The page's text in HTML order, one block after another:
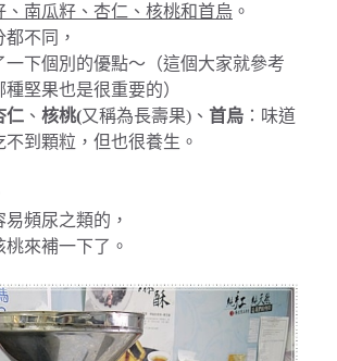
、南瓜籽、杏仁、核桃和首烏 。
不同，
一下個別的優點～（這個大家就參考
堅果也是很重要的）
仁 、 核桃(又稱為長壽果)、 首烏 ：味道
不到顆粒，但也很養生。
頻尿之類的，
來補一下了。